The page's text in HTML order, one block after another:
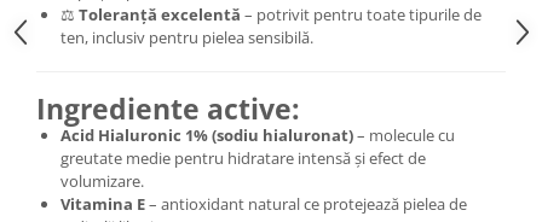
⚖️ Toleranță excelentă – potrivit pentru toate tipurile de
ten, inclusiv pentru pielea sensibilă.
Ingrediente active:
Acid Hialuronic 1% (sodiu hialuronat)– molecule cu
greutate medie pentru hidratare intensă și efect de
volumizare.
Vitamina E– antioxidant natural ce protejează pielea de